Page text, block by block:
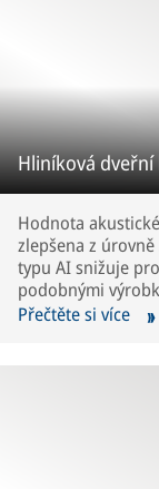
Hliníková
Hodnota
zlepšena z
typu AI snižuje
podobnými
Přečtěte si více